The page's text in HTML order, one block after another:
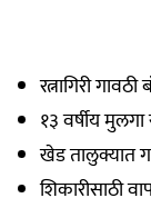
रत्नागिरी
१३ वर्षीय
खेड तालुक्यात
शिकारीसाठी